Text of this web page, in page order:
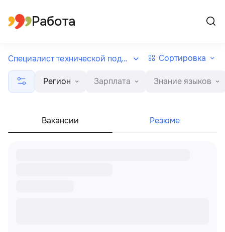
Работа
Вакансии Резюме
Регион Зарплата Знание языков
Специалист технической поддержки Сортировка